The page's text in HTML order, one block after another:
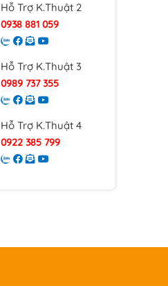
Hỗ Trợ K.Thuật 2
0938 881 059
Hỗ Trợ K.Thuật 3
0989 737 355
Hỗ Trợ K.Thuật 4
0922 385 799